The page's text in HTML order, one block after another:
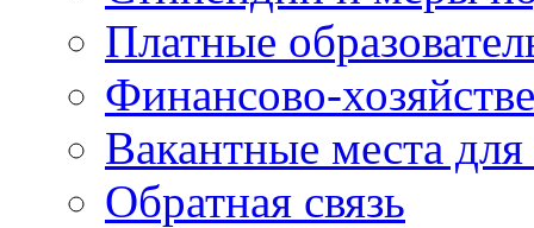
Платные
Финансово-
Вакантные места
Обратная связь